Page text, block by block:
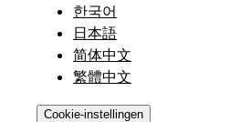
한국어
日本語
简体中文
繁體中文
Cookie-instellingen